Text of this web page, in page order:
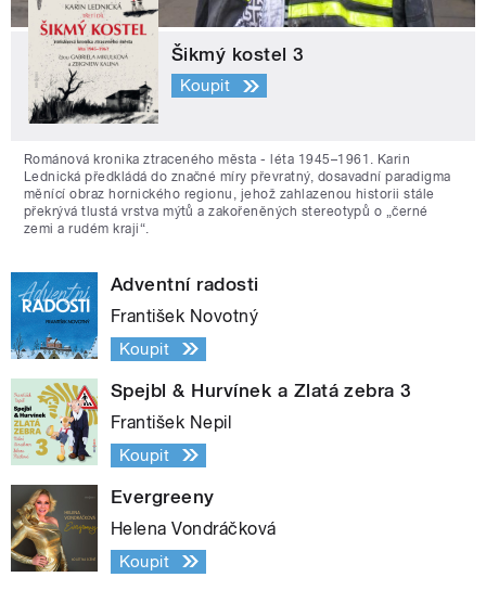
Šikmý kostel 3
Koupit
Románová kronika ztraceného města - léta 1945–1961. Karin
Lednická předkládá do značné míry převratný, dosavadní paradigma
měnící obraz hornického regionu, jehož zahlazenou historii stále
překrývá tlustá vrstva mýtů a zakořeněných stereotypů o „černé
zemi a rudém kraji“.
Adventní radosti
František Novotný
Koupit
Spejbl & Hurvínek a Zlatá zebra 3
František Nepil
Koupit
Evergreeny
Helena Vondráčková
Koupit